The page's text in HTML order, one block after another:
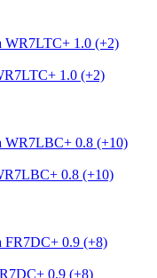
1.0 (+2)
0.8 (+10)
0.9 (+8)